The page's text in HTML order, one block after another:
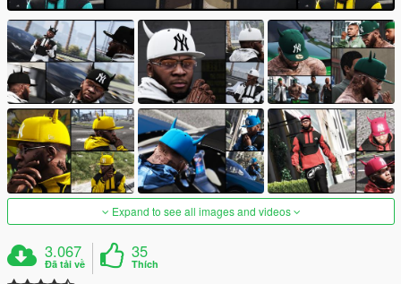
Expand to see all images and videos
3.067
Đã tải về
35
Thích